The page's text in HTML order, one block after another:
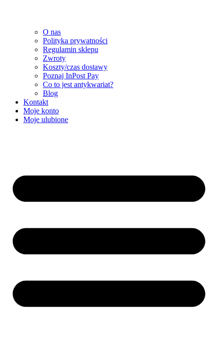
O nas
Polityka prywatności
Regulamin sklepu
Zwroty
Koszty/czas dostawy
Poznaj InPost Pay
Co to jest antykwariat?
Blog
Kontakt
Moje konto
Moje ulubione